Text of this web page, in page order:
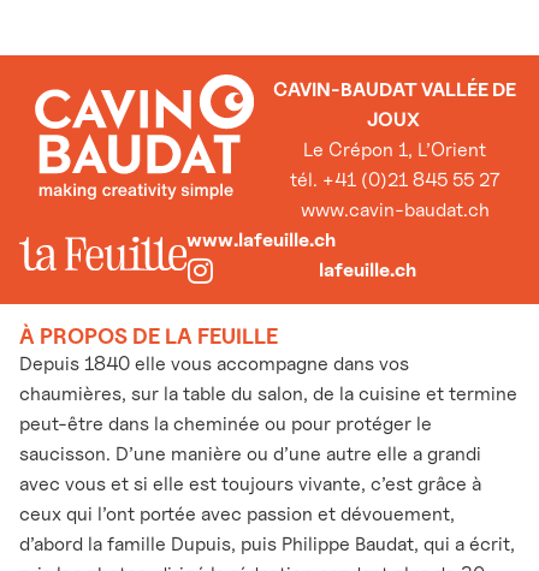
CAVIN-BAUDAT VALLÉE DE
JOUX
Le Crépon 1, L’Orient
tél. +41 (0)21 845 55 27
www.cavin-baudat.ch
www.lafeuille.ch
lafeuille.ch
À PROPOS DE LA FEUILLE
Depuis 1840 elle vous accompagne dans vos
chaumières, sur la table du salon, de la cuisine et termine
peut-être dans la cheminée ou pour protéger le
saucisson. D’une manière ou d’une autre elle a grandi
avec vous et si elle est toujours vivante, c’est grâce à
ceux qui l’ont portée avec passion et dévouement,
d’abord la famille Dupuis, puis Philippe Baudat, qui a écrit,